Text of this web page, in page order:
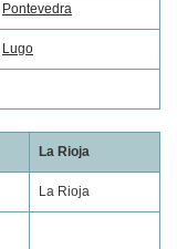
Pontevedra
Lugo
La Rioja
La Rioja